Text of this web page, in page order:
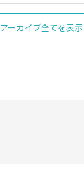
アーカイブ全てを表示